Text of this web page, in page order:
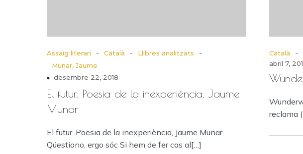
Assaig literari - Català - Llibres analitzats -
Munar, Jaume
desembre 22, 2018
El futur. Poesia de la inexperiència, Jaume
Munar
El futur. Poesia de la inexperiència, Jaume Munar
Qüestiono, ergo sóc Si hem de fer cas al[…]
Català -
abril 7,
reclama